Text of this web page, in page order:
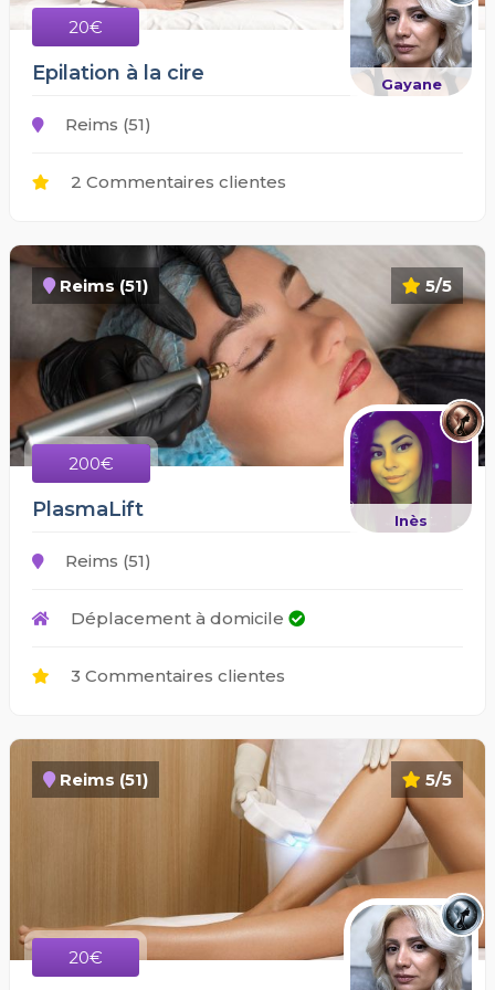
20€
Gayane
Epilation à la cire
Reims (51)
2 Commentaires clientes
5/5
Reims (51)
200€
Inès
PlasmaLift
Reims (51)
Déplacement à domicile
3 Commentaires clientes
5/5
Reims (51)
20€